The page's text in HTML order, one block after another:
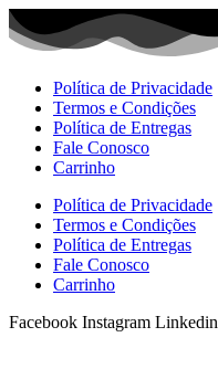
Ir
para
Política de Privacidade
Termos e Condições
Política de Entregas
Fale Conosco
Carrinho
Política de Privacidade
Termos e Condições
Política de Entregas
Fale Conosco
Carrinho
Facebook Instagram Linkedin